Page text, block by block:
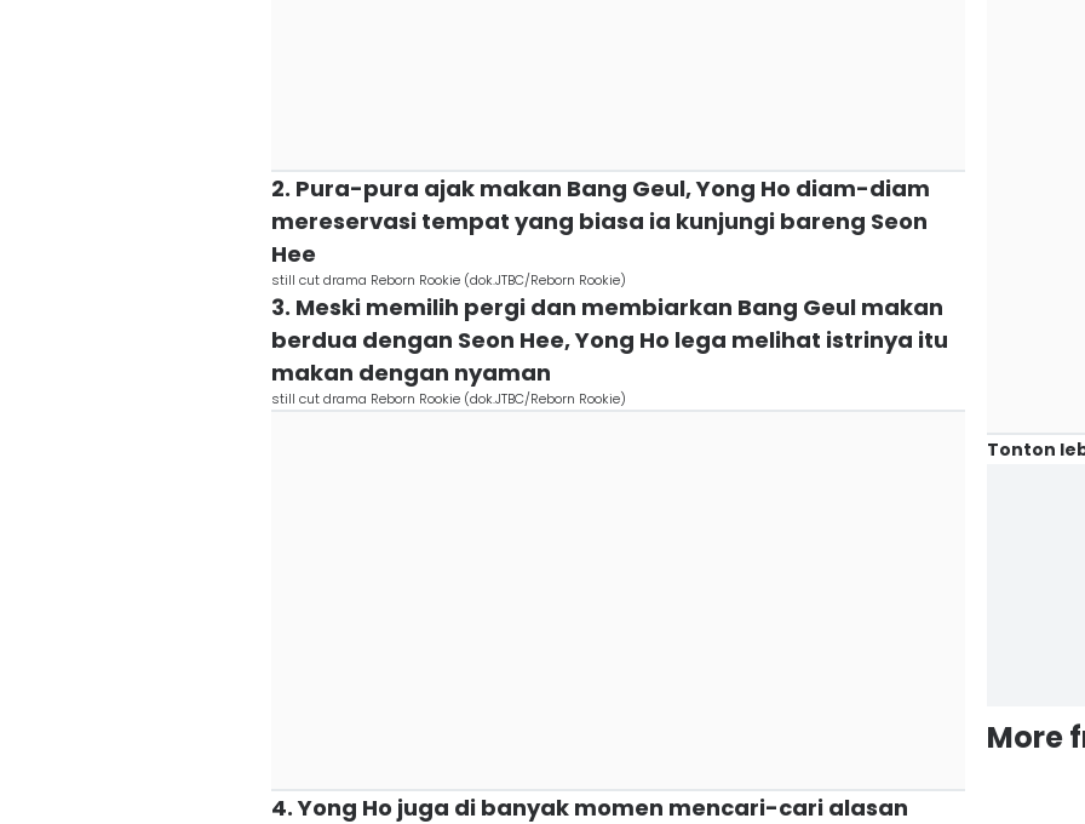
2. Pura-pura ajak makan Bang Geul, Yong Ho diam-diam
mereservasi tempat yang biasa ia kunjungi bareng Seon
Hee
still cut drama Reborn Rookie (dok.JTBC/Reborn Rookie)
3. Meski memilih pergi dan membiarkan Bang Geul makan
berdua dengan Seon Hee, Yong Ho lega melihat istrinya itu
makan dengan nyaman
still cut drama Reborn Rookie (dok.JTBC/Reborn Rookie)
4. Yong Ho juga di banyak momen mencari-cari alasan
Tonton
More